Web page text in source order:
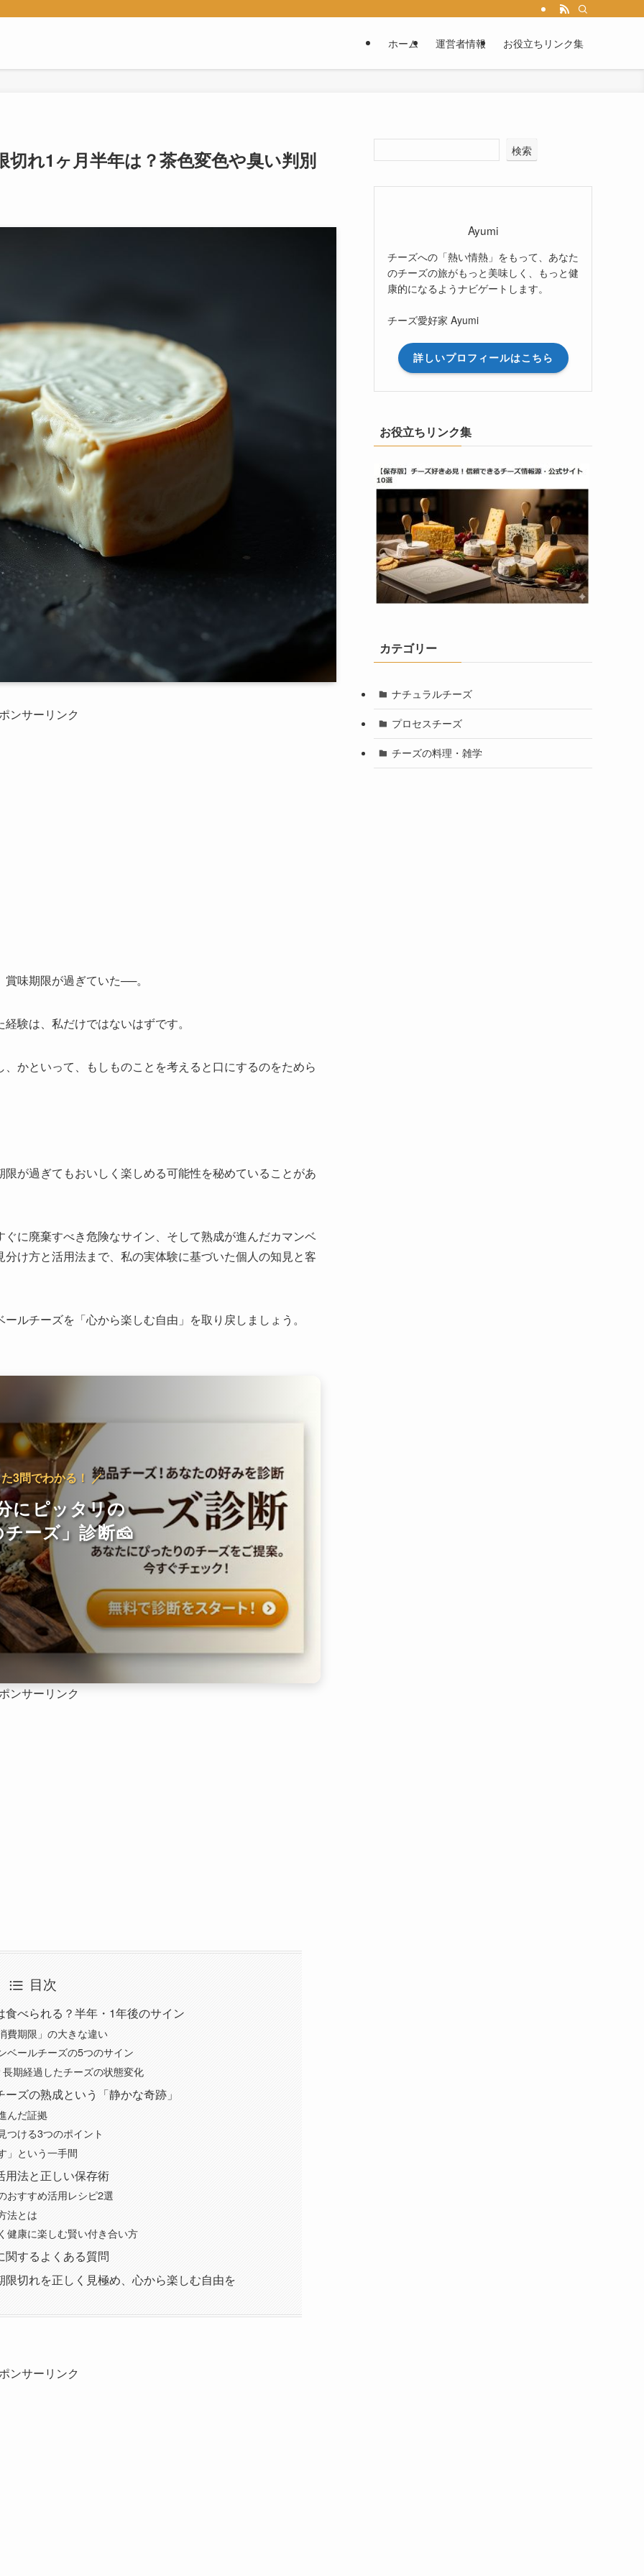
ホーム 運営者情報 お役立ちリンク集
れ1ヶ月半年は？茶色変色や臭い判別
ンサーリンク
味期限が過ぎていた──。
験は、私だけではないはずです。
かといって、もしものことを考えると口にするのをためら
が過ぎてもおいしく楽しめる可能性を秘めていることがあ
に廃棄すべき危険なサイン、そして熟成が進んだカマンベ
け方と活用法まで、私の実体験に基づいた個人の知見と客
ルチーズを「心から楽しむ自由」を取り戻しましょう。
3問でわかる！ ／
にピッタリの
ーズ」診断🧀
ンサーリンク
目次
べられる？半年・1年後のサイン
費期限」の大きな違い
ベールチーズの5つのサイン
期経過したチーズの状態変化
ズの熟成という「静かな奇跡」
んだ証拠
つける3つのポイント
」という一手間
用法と正しい保存術
おすすめ活用レシピ2選
法とは
健康に楽しむ賢い付き合い方
関するよくある質問
切れを正しく見極め、心から楽しむ自由を
ンサーリンク
検索
Ayumi
チーズへの「熱い情熱」をもって、あなた
のチーズの旅がもっと美味しく、もっと健
康的になるようナビゲートします。
チーズ愛好家 Ayumi
詳しいプロフィールはこちら
お役立ちリンク集
カテゴリー
ナチュラルチーズ
プロセスチーズ
チーズの料理・雑学